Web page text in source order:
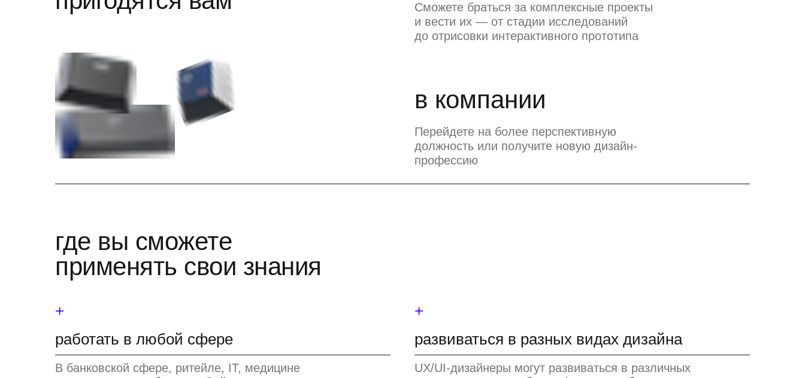
в компании
Перейдете на более перспективную
должность или получите новую дизайн-
профессию
Сможете браться за комплексные проекты
и вести их — от стадии исследований
до отрисовки интерактивного прототипа
где вы сможете
применять свои знания
работать в любой сфере развиваться в разных видах дизайна
В банковской сфере, ритейле, IT, медицине
UX/UI-дизайнеры могут развиваться в различных
+ +